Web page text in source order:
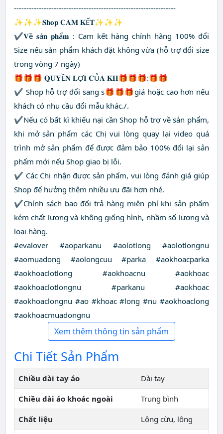
-----------------------------------------------------------------
✨✨✨𝐒𝐡𝐨𝐩 𝐂𝐀𝐌 𝐊Ế𝐓✨✨✨
✔️𝐕ề 𝐬ả𝐧 𝐩𝐡ẩ𝐦 : Cam kết hàng chính hãng 100% đổi
Size nếu sản phẩm khách đặt không vừa (hỗ trợ đổi size
trong vòng 7 ngày)
🎁🎁🎁 𝐐𝐔𝐘Ề𝐍 𝐋Ợ𝐈 𝐂Ủ𝐀 𝐊𝐇🎁🎁🎁:🎁🎁
✔️ Shop hỗ trợ đổi sang s🎁🎁🎁giá hoặc cao hơn nếu
khách có nhu cầu đổi mẫu khác./.
✔️Nếu có bất kì khiếu nại cần Shop hỗ trợ về sản phẩm,
khi mở sản phẩm các Chị vui lòng quay lại video quá
trình mở sản phẩm để được đảm bảo 100% đổi lại sản
phẩm mới nếu Shop giao bị lỗi.
✔️ Các Chị nhận được sản phẩm, vui lòng đánh giá giúp
Shop để hưởng thêm nhiều ưu đãi hơn nhé.
✔️Chính sách bao đổi trả hàng miễn phí khi sản phẩm
kém chất lượng và không giống hình, nhầm số lượng và
loại hàng.
#evalover #aoparkanu #aolotlong #aolotlongnu
#aomuadong #aolongcuu #parka #aokhoacparka
#aokhoaclotlong #aokhoacnu #aokhoac
#aokhoaclotlongnu #parkanu #aokhoac
#aokhoaclongnu #ao #khoac #long #nu #aokhoaclong
#aokhoacmuadongnu
Xem thêm thông tin sản phẩm
Chi Tiết Sản Phẩm
Chiều dài tay áo Dài tay
Chiều dài áo khoác ngoài Trung bình
Chất liệu Lông cừu, lông